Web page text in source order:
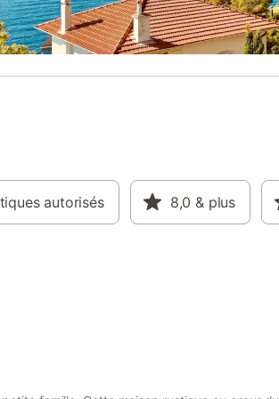
d'une grande chambre
160x200, d'une petite
deux lits de 90x200 et d'un
canapé, de deux
télévision, du Wifi gratuit,
mais non clôturé. Les
acceptés. Il n'y a pas de
ne sont pas autorisées.
autorisés 8,0 & plus